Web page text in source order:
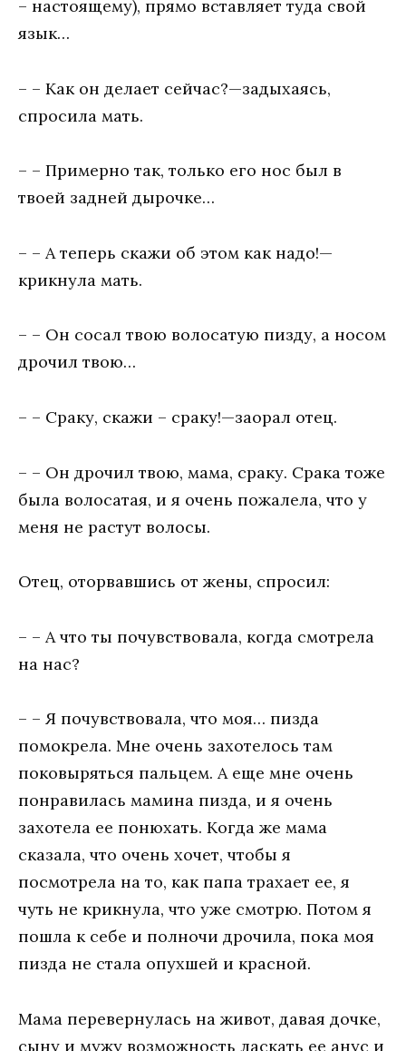
– настоящему), прямо вставляет туда свой
язык…
– – Как он делает сейчас?—задыхаясь,
спросила мать.
– – Примерно так, только его нос был в
твоей задней дырочке…
– – А теперь скажи об этом как надо!—
крикнула мать.
– – Он сосал твою волосатую пизду, а носом
дрочил твою…
– – Сраку, скажи – сраку!—заорал отец.
– – Он дрочил твою, мама, сраку. Срака тоже
была волосатая, и я очень пожалела, что у
меня не растут волосы.
Отец, оторвавшись от жены, спросил:
– – А что ты почувствовала, когда смотрела
на нас?
– – Я почувствовала, что моя… пизда
помокрела. Мне очень захотелось там
поковыряться пальцем. А еще мне очень
понравилась мамина пизда, и я очень
захотела ее понюхать. Когда же мама
сказала, что очень хочет, чтобы я
посмотрела на то, как папа трахает ее, я
чуть не крикнула, что уже смотрю. Потом я
пошла к себе и полночи дрочила, пока моя
пизда не стала опухшей и красной.
Мама перевернулась на живот, давая дочке,
сыну и мужу возможность ласкать ее анус и